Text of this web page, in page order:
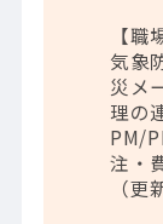
【職
気象
災メ
理の
PM/
注・
（